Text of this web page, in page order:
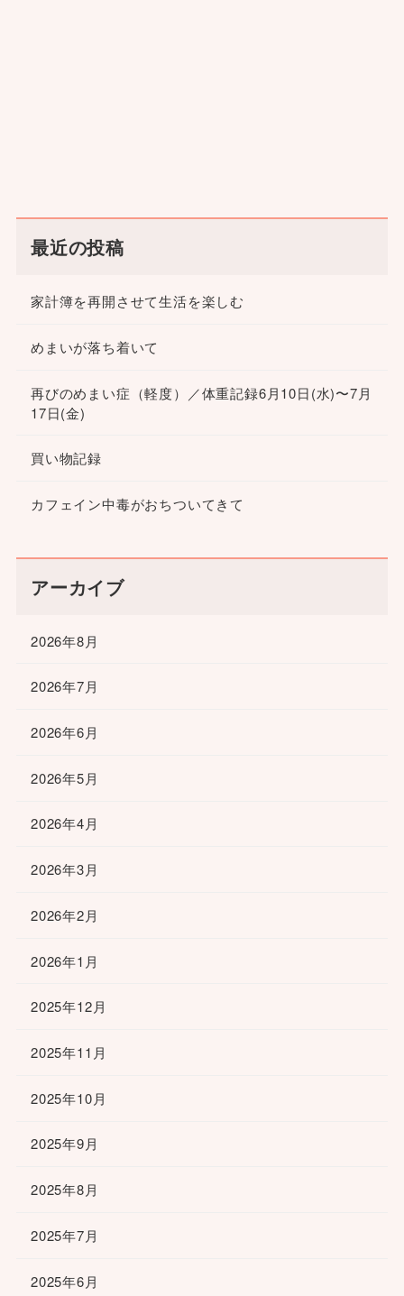
最近の投稿
家計簿を再開させて生活を楽しむ
めまいが落ち着いて
再びのめまい症（軽度）／体重記録6月10日(水)〜7月
17日(金)
買い物記録
カフェイン中毒がおちついてきて
アーカイブ
2026年8月
2026年7月
2026年6月
2026年5月
2026年4月
2026年3月
2026年2月
2026年1月
2025年12月
2025年11月
2025年10月
2025年9月
2025年8月
2025年7月
2025年6月